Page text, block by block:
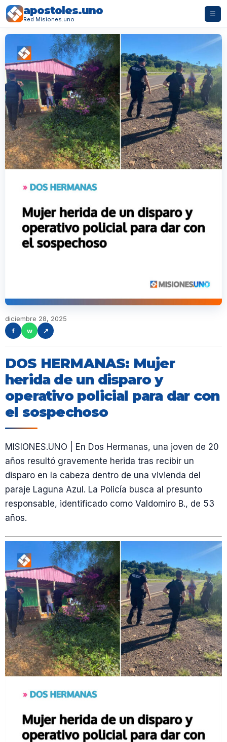
apostoles.uno
Red Misiones.uno
☰
diciembre 28, 2025
f
w ↗
DOS HERMANAS: Mujer
herida de un disparo y
operativo policial para dar con
el sospechoso
MISIONES.UNO | En Dos Hermanas, una joven de 20
años resultó gravemente herida tras recibir un
disparo en la cabeza dentro de una vivienda del
paraje Laguna Azul. La Policía busca al presunto
responsable, identificado como Valdomiro B., de 53
años.